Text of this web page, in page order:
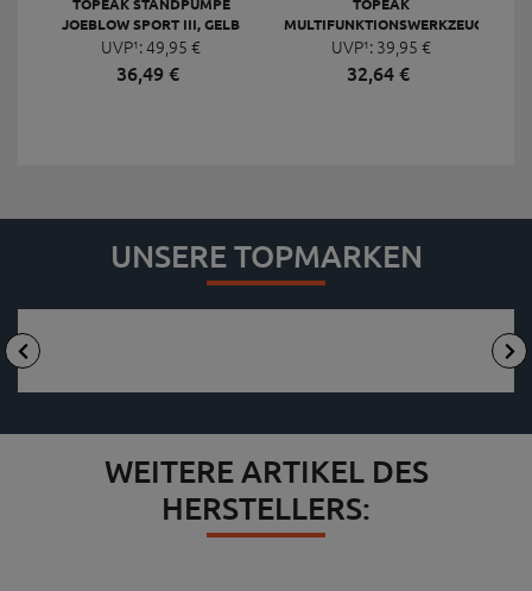
TOPEAK STANDPUMPE
JOEBLOW SPORT III, GELB
UVP¹:49,95 €
36,49€
TOPEAK
MULTIFUNKTIONSWERKZEUG
MINI 20 PRO
UVP¹: 39,95 €
32,64€
UNSERE TOPMARKEN
WEITERE ARTIKEL DES
HERSTELLERS: